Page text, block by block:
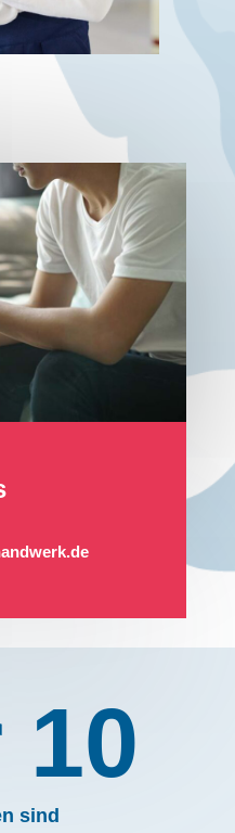
10
sind